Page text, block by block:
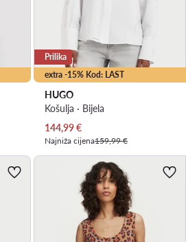
extra -15% Kod: LAST
Prilika
HUGO
Košulja · Bijela
Trenutna cijena
144,99€
Najniža cijena159,99 €